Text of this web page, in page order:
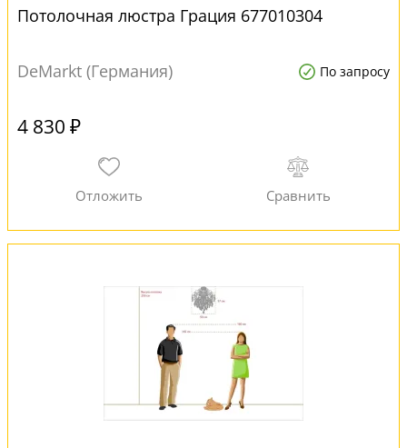
Потолочная люстра Грация 677010304
DeMarkt (Германия) По запросу
4 830 ₽